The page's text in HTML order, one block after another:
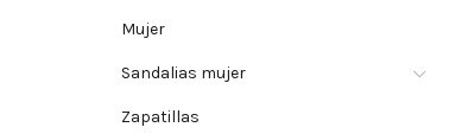
Mujer
Sandalias mujer
Zapatillas